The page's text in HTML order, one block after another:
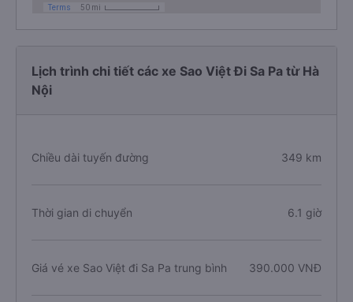
Lịch trình chi tiết các xe Sao Việt Đi Sa Pa từ Hà
Nội
Chiều dài tuyến đường 349 km
Thời gian di chuyển 6.1 giờ
Giá vé xe Sao Việt đi Sa Pa trung bình 390.000 VNĐ